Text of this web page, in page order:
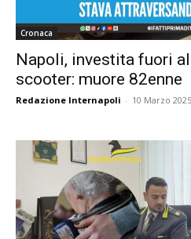
Cronaca
Napoli, investita fuori
scooter: muore 82enne
Redazione Internapoli - 10 Marzo 2025